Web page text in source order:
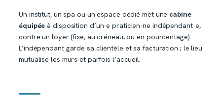
Un institut, un spa ou un espace dédié met une cabine
équipée à disposition d’un·e praticien·ne indépendant·e,
contre un loyer (fixe, au créneau, ou en pourcentage).
L’indépendant garde sa clientèle et sa facturation ; le lieu
mutualise les murs et parfois l’accueil.